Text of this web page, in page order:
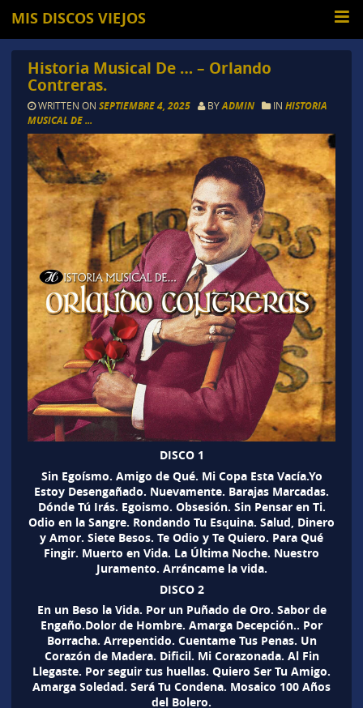
MIS DISCOS VIEJOS
Historia Musical De … – Orlando
Contreras.
WRITTEN ON SEPTIEMBRE 4, 2025 BYADMIN IN HISTORIA
MUSICAL DE ...
DISCO 1
Sin Egoísmo. Amigo de Qué. Mi Copa Esta Vacía.Yo
Estoy Desengañado. Nuevamente. Barajas Marcadas.
Dónde Tú Irás. Egoismo. Obsesión. Sin Pensar en Ti.
Odio en la Sangre. Rondando Tu Esquina. Salud, Dinero
y Amor. Siete Besos. Te Odio y Te Quiero. Para Qué
Fingir. Muerto en Vida. La Última Noche. Nuestro
Juramento. Arráncame la vida.
DISCO 2
En un Beso la Vida. Por un Puñado de Oro. Sabor de
Engaño.Dolor de Hombre. Amarga Decepción.. Por
Borracha. Arrepentido. Cuentame Tus Penas. Un
Corazón de Madera. Dificil. Mi Corazonada. Al Fin
Llegaste. Por seguir tus huellas. Quiero Ser Tu Amigo.
Amarga Soledad. Será Tu Condena. Mosaico 100 Años
del Bolero.